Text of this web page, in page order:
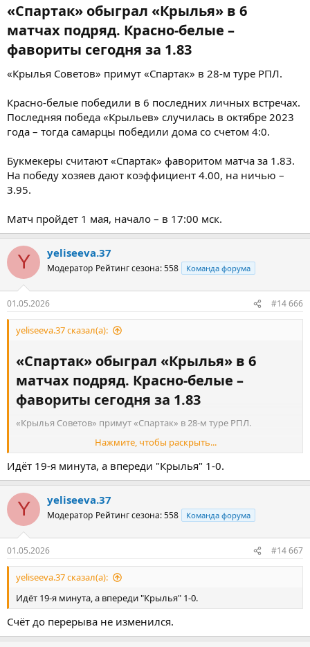
Повторюсь, мне очень жаль, что не получилось увидеть его
связку сМанфредом[Угальде]. В межсезонье при
хорошо взаимодействовали, много забивали. Уверен, вместе
на поле они бы показали всем совсем другой «Спартак».
может, в ином качестве. В идеале он хочет завершить карьеру
Понимаю, что у некоторых могут быть сомнения насчет
профессиональных качеств Промеса. Я отвечу им: даже
несмотря на арест в Дубае, он был бы одним из лучших в
истории «Спартака»! Заменить его невозможно.
Одно его присутствие вселяло бы страх в линию обороны
Квинси, на мой взгляд, тот недостающий элемент не только на
поле, но и в раздевалке.
Уверен, он до сих пор лидер по проданным футболкам в фан-
шопе красно-белых, – сказал ван Куперен.
Напомним, Промес был экстрадирован в Нидерланды из ОАЭ
20 июня прошлого года. Суд в Амстердаме ранее заочно
приговорил его к шести годам тюрьмы по делу об
организации контрабанды наркотиков и на 1,5 года – за
«Спартак» обыграл «Крылья» в 6
матчах подряд. Красно-белые –
фавориты сегодня за 1.83​
«Крылья Советов» примут «Спартак» в 28-м туре РПЛ.
Красно-белые победили в 6 последних личных встречах.
Последняя победа «Крыльев» случилась в октябре 2023
года – тогда самарцы победили дома со счетом 4:0.
Букмекеры считают «Спартак» фаворитом матча за 1.83.
На победу хозяев дают коэффициент 4.00, на ничью –
3.95.
Матч пройдет 1 мая, начало – в 17:00 мск.
Y yeliseeva.37
Модератор Рейтинг сезона: 558 Команда форума
01.05.2026 #14 666
yeliseeva.37 сказал(а):
«Спартак» обыграл «Крылья» в 6
матчах подряд. Красно-белые –
фавориты сегодня за 1.83​
«Крылья Советов» примут «Спартак» в 28-м туре РПЛ.
Красно-белые победили в 6 последних личных встречах.
Последняя победа «Крыльев» случилась в октябре 2023 года –
тогда самарцы победили дома со счетом 4:0.
Букмекеры считают «Спартак» фаворитом матча за 1.83. На
победу хозяев дают коэффициент 4.00, на ничью – 3.95.
Матч пройдет 1 мая, начало – в 17:00 мск.
Нажмите, чтобы раскрыть...
Идёт 19-я минута, а впереди "Крылья" 1-0.
Y yeliseeva.37
Модератор Рейтинг сезона: 558 Команда форума
01.05.2026 #14 667
yeliseeva.37 сказал(а):
Идёт 19-я минута, а впереди "Крылья" 1-0.
Счёт до перерыва не изменился.